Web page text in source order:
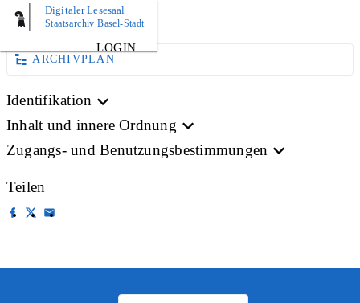
Digitaler Lesesaal
Staatsarchiv Basel-Stadt
LOGIN
BILD
ARCHIVPLAN
Identifikation
Inhalt und innere Ordnung
Zugangs- und Benutzungsbestimmungen
Teilen